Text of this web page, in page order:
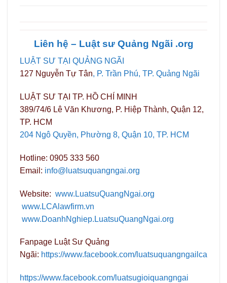
Liên hệ – Luật sư Quảng Ngãi .org
LUẬT SƯ TẠI QUẢNG NGÃI
127 Nguyễn Tự Tân, P. Trần Phú, TP. Quảng Ngãi
LUẬT SƯ TẠI TP. HỒ CHÍ MINH
389/74/6 Lê Văn Khương, P. Hiệp Thành, Quận 12,
TP. HCM
204 Ngô Quyền, Phường 8, Quận 10, TP. HCM
Hotline: 0905 333 560
Email: info@luatsuquangngai.org
Website: www.LuatsuQuangNgai.org
www.LCAlawfirm.vn
www.DoanhNghiep.LuatsuQuangNgai.org
Fanpage Luật Sư Quảng
Ngãi: https://www.facebook.com/luatsuquangngailca
https://www.facebook.com/luatsugioiquangngai